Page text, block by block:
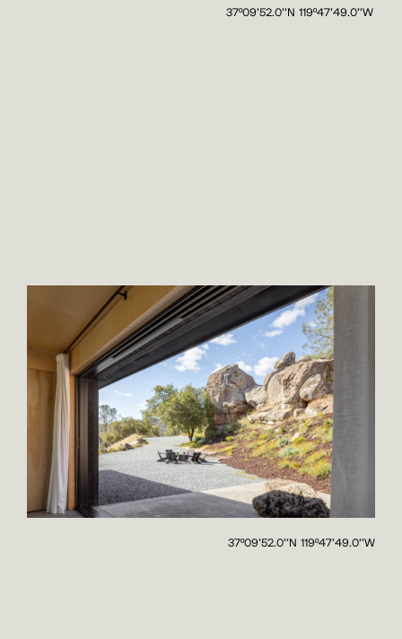
37º09'52.0''N 119º47'49.0''W
37º09'52.0''N 119º47'49.0''W